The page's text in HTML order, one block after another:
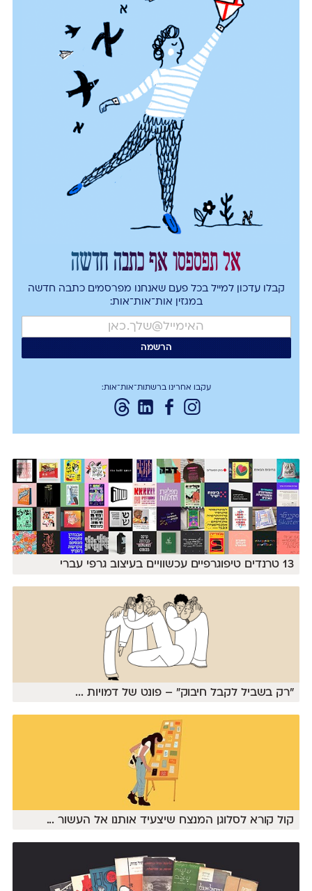
אל תפספסו אף כתבה חדשה
קבלו עדכון למייל בכל פעם שאנחנו מפרסמים כתבה חדשה
במגזין אות־אות־אות:
עקבו אחרינו ברשתות־אות־אות:
13 טרנדים טיפוגרפיים עכשוויים בעיצוב גרפי עברי
״רק בשביל לקבל חיבוק״ – פונט של דמויות ...
קול קורא לסלוגן המנצח שיצעיד אותנו אל העשור...